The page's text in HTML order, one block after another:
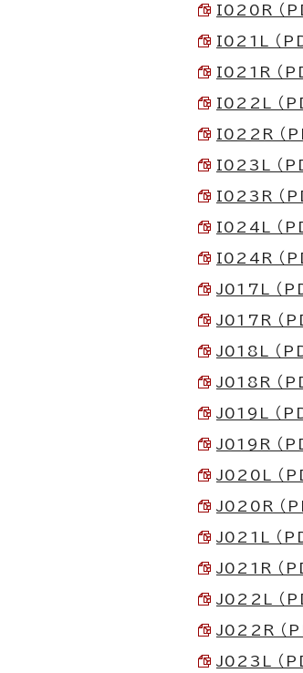
I020R （
I021L （
I021R （
I022L （
I022R （
I023L （
I023R （
I024L （
I024R （
J017L （
J017R （
J018L （
J018R （
J019L （
J019R （
J020L （
J020R （
J021L （
J021R （
J022L （
J022R （
J023L （